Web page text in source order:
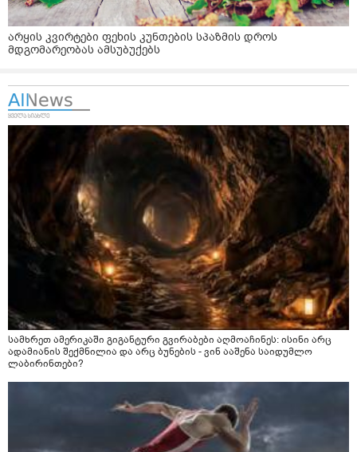
არყის კვირტები ფეხის კუნთების სპაზმის დროს
მდგომარეობას ამსუბუქებს
სამხრეთ ამერიკაში გიგანტური გვირაბები აღმოაჩინეს: ისინი არც
ადამიანის შექმნილია და არც ბუნების - ვინ ააშენა საიდუმლო
ლაბირინთები?